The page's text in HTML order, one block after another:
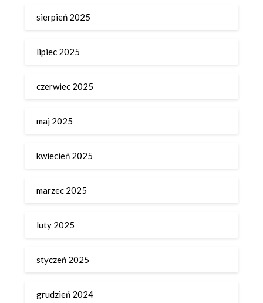
sierpień 2025
lipiec 2025
czerwiec 2025
maj 2025
kwiecień 2025
marzec 2025
luty 2025
styczeń 2025
grudzień 2024